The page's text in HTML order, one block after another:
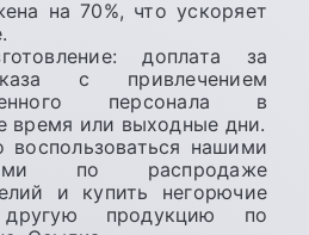
на 70%, что ускоряет
доплата за
с привлечением
персонала в
время или выходные дни.
нашими
по распродаже
и купить негорючие
продукцию по